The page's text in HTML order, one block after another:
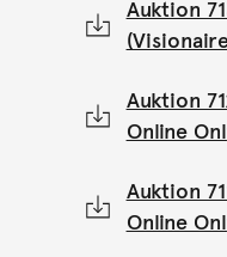
Auktion
Auktion
Online
Auktion
Online